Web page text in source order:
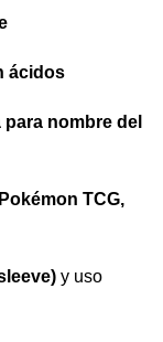
ácidos
nombre del
TCG,
y uso